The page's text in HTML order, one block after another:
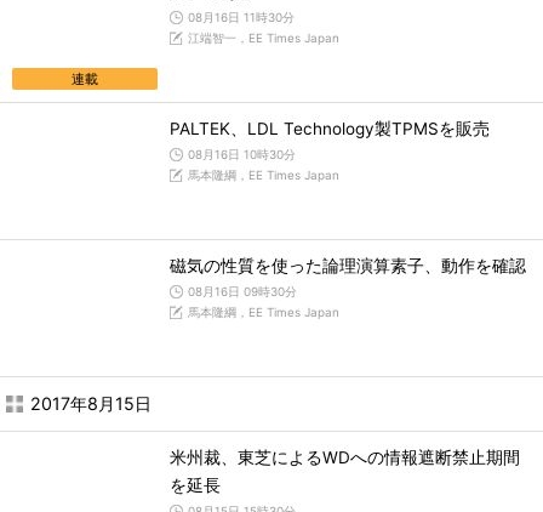
連載
08月16日 11時30分
江端智一，EE Times Japan
PALTEK、LDL Technology製TPMSを販売
08月16日 10時30分
馬本隆綱，EE Times Japan
磁気の性質を使った論理演算素子、動作を確認
08月16日 09時30分
馬本隆綱，EE Times Japan
2017年8月15日
米州裁、東芝によるWDへの情報遮断禁止期間
を延長